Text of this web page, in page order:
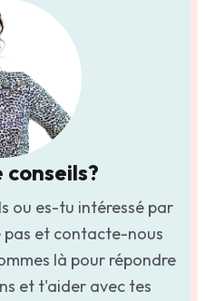
conseils?
ou es-tu intéressé par
pas et contacte-nous
là pour répondre
et t'aider avec tes